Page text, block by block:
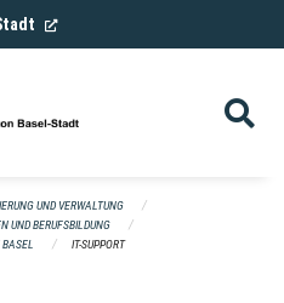
(External Link)
UND VERWALTUNG
UND BERUFSBILDUNG
BASEL IT-SUPPORT